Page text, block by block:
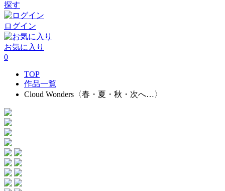
探す
ログイン
お気に入り
0
TOP
作品一覧
Cloud Wonders〈春・夏・秋・次へ…〉